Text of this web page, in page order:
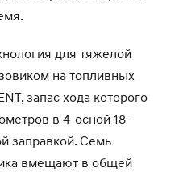
для тяжелой
на топливных
запас хода которого
в 4-осной 18-
заправкой. Семь
вмещают в общей